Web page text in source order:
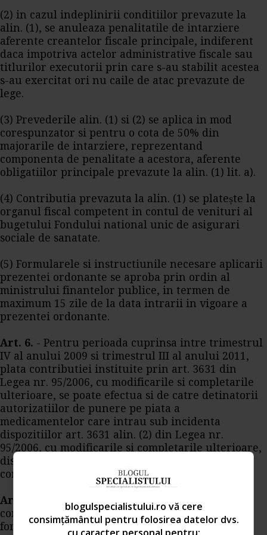
(2) in cazul indeplinirii conditiilor prevazute la
alin. (1), se anuleaza penalitatile de intarziere
aferente creantelor fiscale principale, indiferent
daca impotriva actelor administrative fiscale sau
titlurilor executorii prin care s-au stabilit acestea
s-au exercitat ori nu caile de atac prevazute de
lege.
(3) Prevederile alin. (1) si (2) se aplica in mod
corespunzator si pentru o cota de 50% din
majorarile de intarziere, reprezentand
componenta de penalitate a acestora, aferente
obligatiilor principale prevazute la alin. (1) lit. a).
(4) Contributia prevazuta la alin. (1) se platește la
organul fiscal competent in contul de venituri al
bugetului Fondului national unic de asigurari
sociale de sanatate.
(5) Formularele si instructiunile necesare aplicarii
prezentei ordonante se aproba prin ordin al
ministrului finantelor publice, in termen de
maximum 15 zile de la data intrarii in vigoare a
prezentei ordonante.
Art. 6. - Pentru perioada cuprinsa intre trimestrul
IV al anului 2009 si trimestrul III al anului 2011,
plata contributiei instituite prin art. 3631 din
Legea nr. 95/2006, cu modificarile si completarile
ulterioare, se poate efectua si de catre detinatorii
autorizatiilor de punere pe piata a
medicamentelor care intrau sub incidenta
dispozitiilor art. 3631 alin. (2) din Legea nr.
95/2006, cu modificarile si completarile ulterioare,
dispozitiile art. 5 aplicandu-se in mod
corespunzator.
Art. 7.
- Incepand cu trimestrul IV 2012, calculul
contributiei trimestriale se realizeaza potrivit
formulei prevazute la art. 3 din Ordonanta de
blogulspecialistului.ro vă cere
consimțământul pentru folosirea datelor dvs.
cu caracter personal pentru: